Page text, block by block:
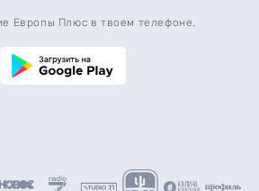
Европы Плюс в твоем телефоне.